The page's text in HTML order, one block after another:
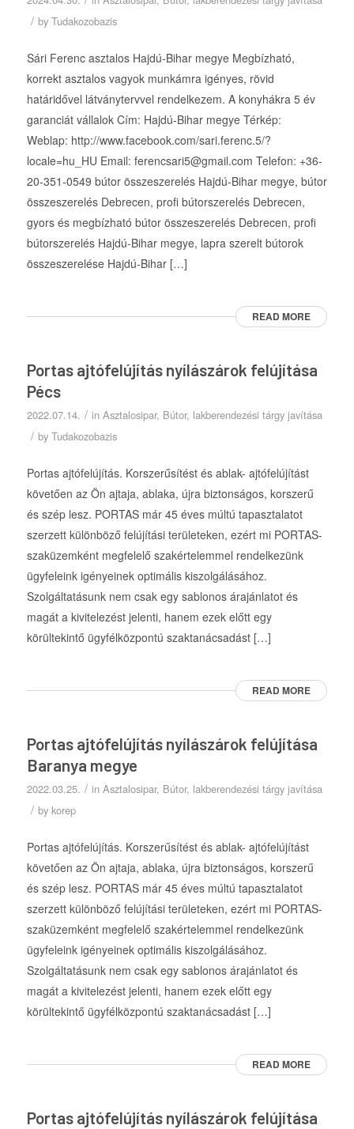
/ by Tudakozobazis
Sári Ferenc asztalos Hajdú-Bihar megye Megbízható,
korrekt asztalos vagyok munkámra igényes, rövid
határidővel látványtervvel rendelkezem. A konyhákra 5 év
garanciát vállalok Cím: Hajdú-Bihar megye Térkép:
Weblap: http://www.facebook.com/sari.ferenc.5/?
locale=hu_HU Email: ferencsari5@gmail.com Telefon: +36-
20-351-0549 bútor összeszerelés Hajdú-Bihar megye, bútor
összeszerelés Debrecen, profi bútorszerelés Debrecen,
gyors és megbízható bútor összeszerelés Debrecen, profi
bútorszerelés Hajdú-Bihar megye, lapra szerelt bútorok
összeszerelése Hajdú-Bihar […]
READ MORE
Portas ajtófelújítás nyílászárok felújítása
Pécs
2022.07.14. / in Asztalosipar, Bútor, lakberendezési tárgy javítása
/ by Tudakozobazis
Portas ajtófelújítás. Korszerűsítést és ablak- ajtófelújítást
követően az Ön ajtaja, ablaka, újra biztonságos, korszerű
és szép lesz. PORTAS már 45 éves múltú tapasztalatot
szerzett különböző felújítási területeken, ezért mi PORTAS-
szaküzemként megfelelő szakértelemmel rendelkezünk
ügyfeleink igényeinek optimális kiszolgálásához.
Szolgáltatásunk nem csak egy sablonos árajánlatot és
magát a kivitelezést jelenti, hanem ezek előtt egy
körültekintő ügyfélközpontú szaktanácsadást […]
READ MORE
Portas ajtófelújítás nyílászárok felújítása
Baranya megye
2022.03.25. / in Asztalosipar, Bútor, lakberendezési tárgy javítása
/ by korep
Portas ajtófelújítás. Korszerűsítést és ablak- ajtófelújítást
követően az Ön ajtaja, ablaka, újra biztonságos, korszerű
és szép lesz. PORTAS már 45 éves múltú tapasztalatot
szerzett különböző felújítási területeken, ezért mi PORTAS-
szaküzemként megfelelő szakértelemmel rendelkezünk
ügyfeleink igényeinek optimális kiszolgálásához.
Szolgáltatásunk nem csak egy sablonos árajánlatot és
magát a kivitelezést jelenti, hanem ezek előtt egy
körültekintő ügyfélközpontú szaktanácsadást […]
READ MORE
Portas ajtófelújítás nyílászárok felújítása